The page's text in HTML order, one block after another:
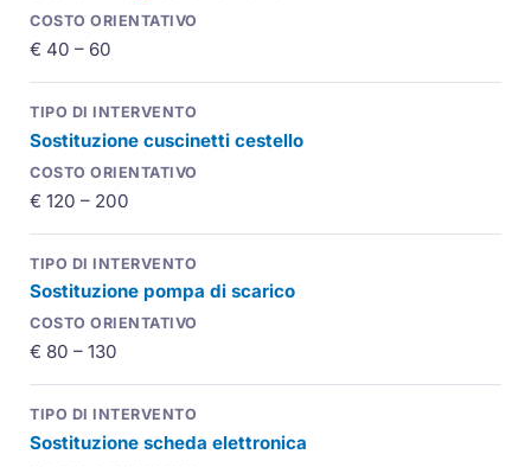
€ 40 – 60
Sostituzione cuscinetti cestello
€ 120 – 200
Sostituzione pompa di scarico
€ 80 – 130
Sostituzione scheda elettronica